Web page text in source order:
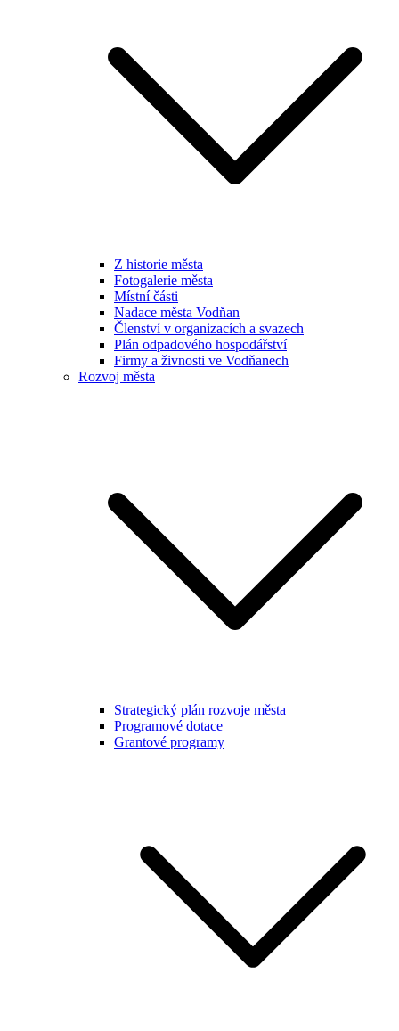
Z historie města
Fotogalerie města
Místní části
Nadace města Vodňan
Členství v organizacích a svazech
Plán odpadového hospodářství
Firmy a živnosti ve Vodňanech
Rozvoj města
Strategický plán rozvoje města
Programové dotace
Grantové programy